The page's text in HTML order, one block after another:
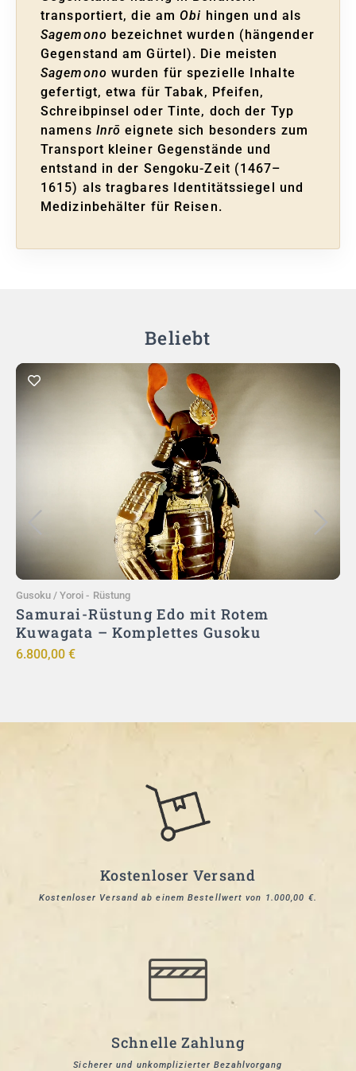
transportiert, die amObi hingen und als
Sagemono bezeichnet wurden (hängender
Gegenstand am Gürtel). Die meisten
Sagemono wurden für spezielle Inhalte
gefertigt, etwa für Tabak, Pfeifen,
Schreibpinsel oder Tinte, doch der Typ
namens Inrō eignete sich besonders zum
Transport kleiner Gegenstände und
entstand in der Sengoku-Zeit (1467–
1615) als tragbares Identitätssiegel und
Medizinbehälter für Reisen.
Beliebt
In den Warenkorb
Gusoku / Yoroi - Rüstung
Samurai-Rüstung Edo mit Rotem
Kuwagata – Komplettes Gusoku
6.800,00 €
Kostenloser Versand
Kostenloser Versand ab einem Bestellwert von 1.000,00 €.
Schnelle Zahlung
Sicherer und unkomplizierter Bezahlvorgang